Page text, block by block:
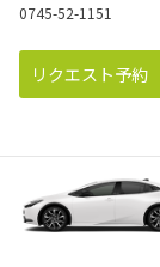
0745-52-1151
リクエスト予約